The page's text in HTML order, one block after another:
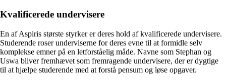
Kvalificerede undervisere
En af Aspiris største styrker er deres hold af kvalificerede undervisere.
Studerende roser underviserne for deres evne til at formidle selv
komplekse emner på en letforståelig måde. Navne som Stephan og
Uswa bliver fremhævet som fremragende undervisere, der er dygtige
til at hjælpe studerende med at forstå pensum og løse opgaver.